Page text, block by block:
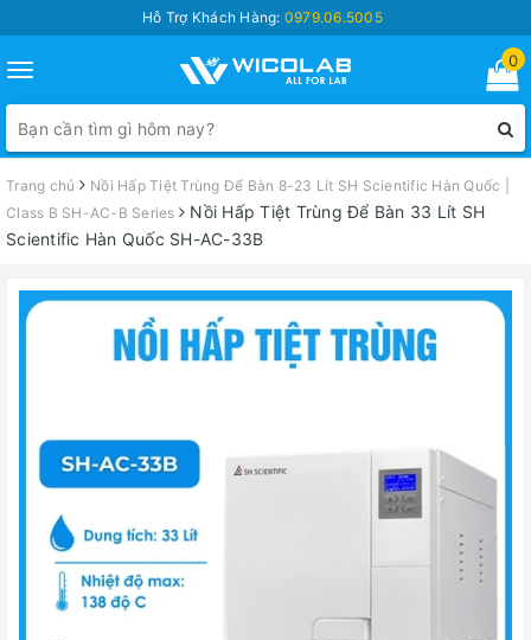
Hỗ Trợ Khách Hàng: 0979.06.5005
Toggle
navigation
0
Trang chủ
Nồi Hấp Tiệt Trùng Để Bàn 8-23 Lít SH Scientific Hàn Quốc |
Class B SH-AC-B Series
Nồi Hấp Tiệt Trùng Để Bàn 33 Lít SH
Scientific Hàn Quốc SH-AC-33B